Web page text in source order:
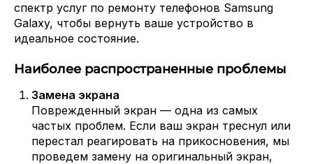
спектр услуг по ремонту телефонов Samsung
Galaxy, чтобы вернуть ваше устройство в
идеальное состояние.
Наиболее распространенные проблемы
Замена экрана
Поврежденный экран — одна из самых
частых проблем. Если ваш экран треснул или
перестал реагировать на прикосновения, мы
проведем замену на оригинальный экран,